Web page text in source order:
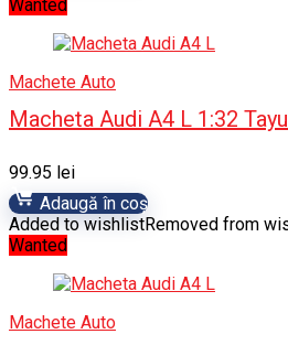
Wanted
Machete Auto
Macheta Audi A4 L 1:32
99.95 lei
Adaugă în coș
Added to wishlistRemoved from
Wanted
Machete Auto